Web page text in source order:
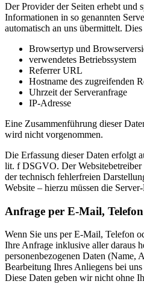
Der Provider der Seiten erhebt und
Informationen in so genannten
automatisch an uns übermittelt. Dies
Browsertyp und
verwendetes Betriebssystem
Referrer URL
Hostname des zugreifenden
Uhrzeit der Serveranfrage
IP-Adresse
Eine Zusammenführung dieser
wird nicht vorgenommen.
Die Erfassung dieser Daten erfolgt
lit. f DSGVO. Der Websitebetreiber
der technisch fehlerfreien
Website – hierzu müssen die
Anfrage per E-Mail,
Wenn Sie uns per E-Mail, Telefon
Ihre Anfrage inklusive aller daraus
personenbezogenen Daten (Name,
Bearbeitung Ihres Anliegens bei
Diese Daten geben wir nicht ohne